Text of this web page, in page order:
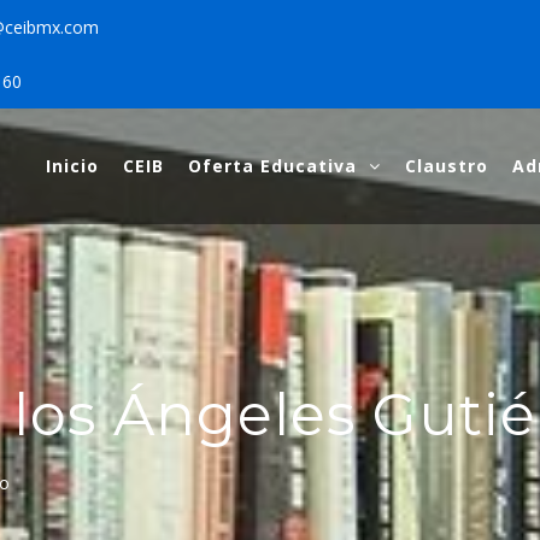
E
de la Bioética,
Inicio CEIB Oferta Educativa Claustro
Ángeles